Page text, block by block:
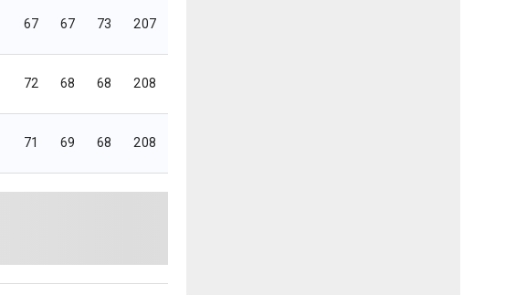
67 67 73 207
72 68 68 208
71 69 68 208